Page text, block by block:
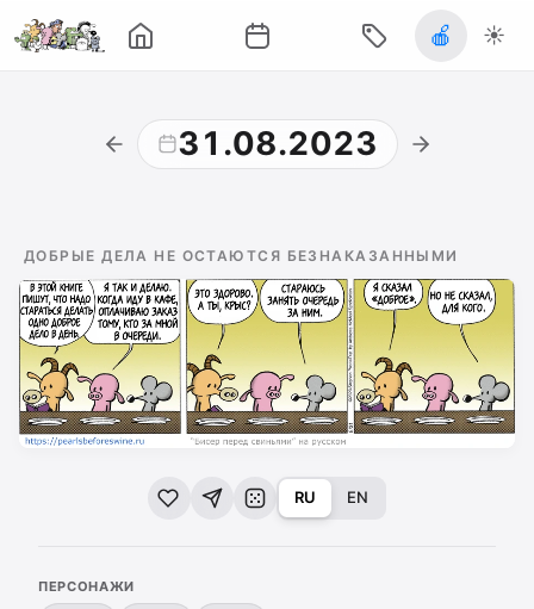
🍎 ☀️
31.08.2023
ДОБРЫЕ ДЕЛА НЕ ОСТАЮТСЯ БЕЗНАКАЗАННЫМИ
RU EN
ПЕРСОНАЖИ